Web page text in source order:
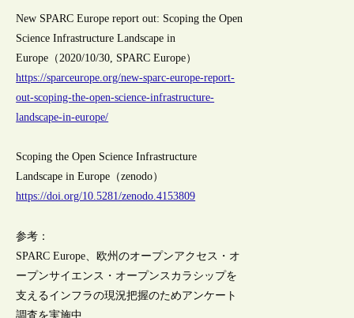
New SPARC Europe report out: Scoping the Open
Science Infrastructure Landscape in
Europe（2020/10/30, SPARC Europe）
https://sparceurope.org/new-sparc-europe-report-
out-scoping-the-open-science-infrastructure-
landscape-in-europe/
Scoping the Open Science Infrastructure
Landscape in Europe（zenodo）
https://doi.org/10.5281/zenodo.4153809
参考：
SPARC Europe、欧州のオープンアクセス・オ
ープンサイエンス・オープンスカラシップを
支えるインフラの現況把握のためアンケート
調査を実施中